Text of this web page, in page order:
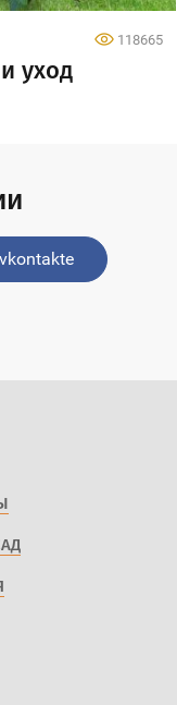
118665
уход
vkontakte